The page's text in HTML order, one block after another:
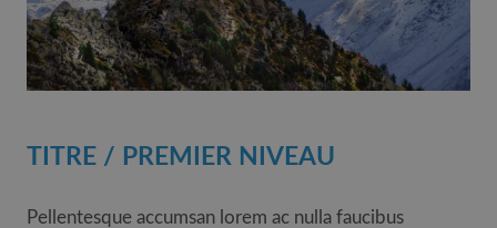
TITRE / PREMIER NIVEAU
Pellentesque accumsan lorem ac nulla faucibus